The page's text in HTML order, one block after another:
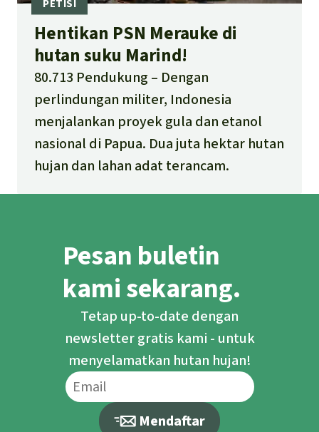
Hentikan PSN Merauke di
hutan suku Marind!
80.713 Pendukung
Dengan
perlindungan militer, Indonesia
menjalankan proyek gula dan etanol
nasional di Papua. Dua juta hektar hutan
hujan dan lahan adat terancam.
Pesan buletin
kami sekarang.
Tetap up-to-date dengan
newsletter gratis kami - untuk
menyelamatkan hutan hujan!
Mendaftar